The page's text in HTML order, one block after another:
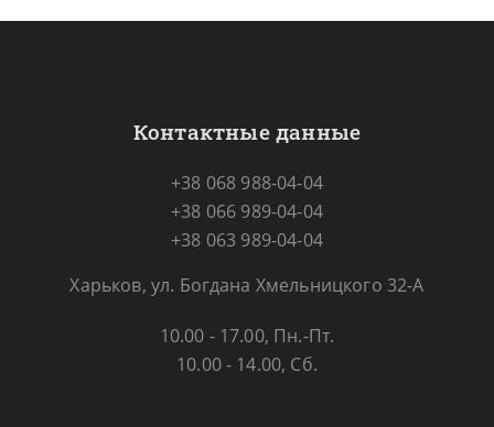
Контактные данные
+38 068 988-04-04
+38 066 989-04-04
+38 063 989-04-04
Харьков, ул. Богдана Хмельницкого 32-А
10.00 - 17.00, Пн.-Пт.
10.00 - 14.00, Сб.